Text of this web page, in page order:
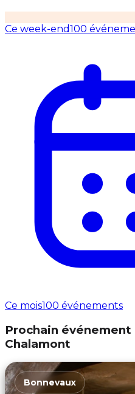
Ce week-end100
Ce mois100 événements
Prochain événement
Chalamont
Bonnevaux